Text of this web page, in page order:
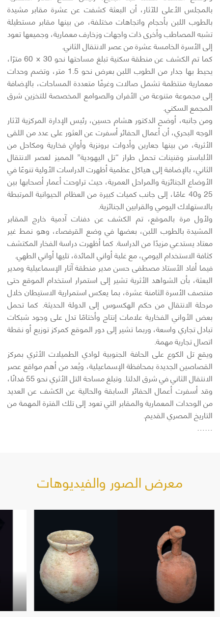
بالمجلس الأعلى للآثار، أن البعثة كشفت عن عشرة مقابر مشيدة
بالطوب اللبن بأحجام واتجاهات مختلفة، من بينها مقابر مستطيلة
تشبه المصاطب وأخرى ذات واجهات وزخارف معمارية، وجميعها تعود
إلى الأسرة الخامسة عشرة من عصر الانتقال الثاني.
كما تم الكشف عن منطقة سكنية تبلغ مساحتها نحو 30 × 60 مترًا،
يحيط بها جدار من الطوب اللبن بعرض نحو 1.5 متر، وتضم وحدات
معمارية منتظمة تشمل صالات وغرفًا متعددة المساحات، بالإضافة
إلى مجموعة متنوعة من الأفران والصوامع المخصصة للتخزين شرق
المجمع السكني.
ومن جانبه، أوضح الدكتور هشام حسين، رئيس الإدارة المركزية لآثار
الوجه البحري، أن أعمال الحفائر أسفرت عن العثور على عدد من اللقى
الأثرية، من بينها جعارين وأدوات برونزية وأوانٍ فخارية ومكاحل من
الألباستر وقنينات تحمل طراز “تل اليهودية” المميز لعصر الانتقال
الثاني، بالإضافة إلى هياكل عظمية أظهرت الدراسات الأولية تنوعًا في
الأوضاع الجنائزية والمراحل العمرية، حيث تراوحت أعمار أصحابها بين
25 و40 عامًا، إلى جانب كميات كبيرة من العظام الحيوانية المرتبطة
بالاستهلاك اليومي والقرابين الجنائزية.
ولأول مرة بالموقع، تم الكشف عن دفنات آدمية خارج المقابر
المشيدة بالطوب اللبن، بعضها في وضع القرفصاء، وهو نمط غير
معتاد يستدعي مزيدًا من الدراسة. كما أظهرت دراسة الفخار المكتشف
كثافة الاستخدام اليومي، مع غلبة أواني المائدة، تليها أواني الطهي.
فيما أفاد الأستاذ مصطفى حسن مدير منطقة آثار الإسماعيلية ومدير
البعثة، بأن الشواهد الأثرية تشير إلى استمرار استخدام الموقع حتى
منتصف الأسرة الثامنة عشرة، بما يعكس استمرارية الاستيطان خلال
مرحلة الانتقال من حكم الهكسوس إلى الدولة الحديثة. كما تحمل
بعض الأواني الفخارية علامات إنتاج وأختامًا تدل على وجود شبكات
تبادل تجاري واسعة، وربما تشير إلى دور الموقع كمركز توزيع أو نقطة
اتصال تجارية مهمة.
ويقع تل الكوع على الحافة الجنوبية لوادي الطميلات الأثري بمركز
القصاصين الجديدة بمحافظة الإسماعيلية، ويُعد من أهم مواقع عصر
الانتقال الثاني في شرق الدلتا. وتبلغ مساحة التل الأثري نحو 55 فدانًا،
وقد أسفرت أعمال الحفائر السابقة والحالية عن الكشف عن العديد
من الوحدات المعمارية والمقابر التي تعود إلى تلك الفترة المهمة من
التاريخ المصري القديم.
……
معرض الصور والفيديوهات